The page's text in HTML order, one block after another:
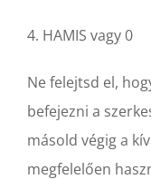
4. HAMIS vagy 0
Ne felejtsd el,
befejezni a
másold végig a
megfelelően